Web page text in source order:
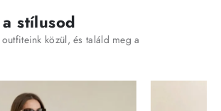
stílusod
közül, és találd meg a